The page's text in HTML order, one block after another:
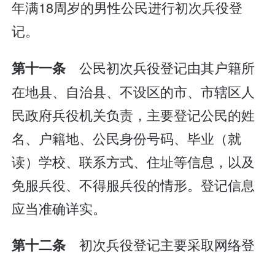
年满18周岁的男性公民进行初次兵役登
记。
第十一条公民初次兵役登记由其户籍所
在地县、自治县、不设区的市、市辖区人
民政府兵役机关负责，主要登记公民的姓
名、户籍地、公民身份号码、毕业（就
读）学校、联系方式、住址等信息，以及
免服兵役、不得服兵役的情形。登记信息
应当准确详实。
第十二条初次兵役登记主要采取网络登